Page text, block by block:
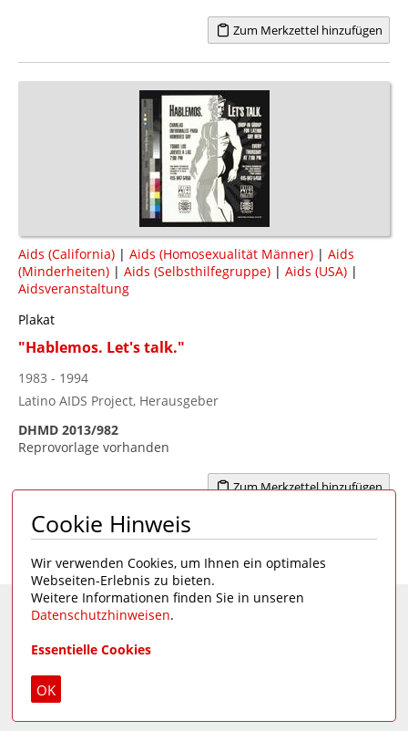
Zum Merkzettel hinzufügen
Aids (California) | Aids (Homosexualität Männer) | Aids
(Minderheiten) | Aids (Selbsthilfegruppe) | Aids (USA) |
Aidsveranstaltung
Plakat
"Hablemos. Let's talk."
1983 - 1994
Latino AIDS Project, Herausgeber
DHMD 2013/982
Reprovorlage vorhanden
Zum Merkzettel hinzufügen
Seite 1 von 3 1 2
Eine Seite desDeutschen Hygiene-Museums
Unsere Social Media Kanäle:
Cookie Hinweis
Wir verwenden Cookies, um Ihnen ein optimales
Webseiten-Erlebnis zu bieten.
Weitere Informationen finden Sie in unseren
Datenschutzhinweisen.
Essentielle Cookies
OK